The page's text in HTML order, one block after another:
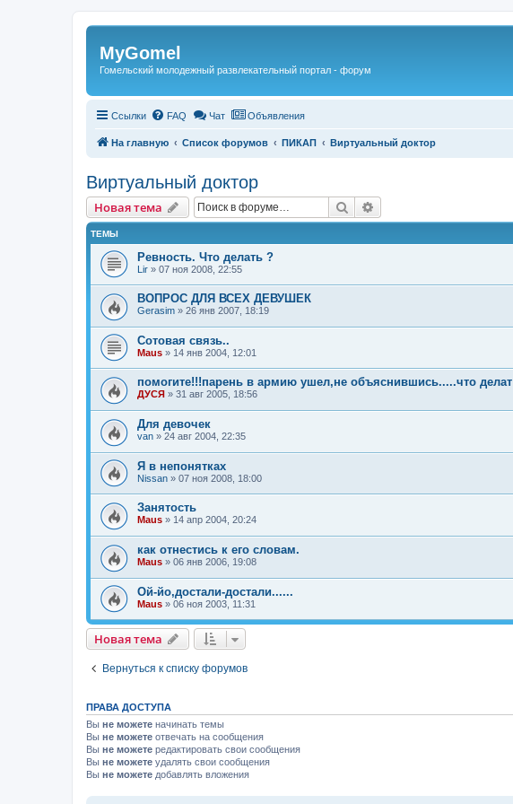
Регистрация
MyGomel
Гомельский молодежный развлекательный портал - форум
Ссылки FAQ Чат Объявления
На главную Список форумов ПИКАП Виртуальный доктор
Виртуальный доктор
Новая тема
Новаятема Поиск
ТЕМЫ
Ревность. Что делать ?
Lir » 07 ноя 2008, 22:55
ВОПРОС ДЛЯ ВСЕХ ДЕВУШЕК
Gerasim » 26 янв 2007, 18:19
Сотовая связь..
Maus » 14 янв 2004, 12:01
помогите!!!парень в армию ушел,не объяснившись.....что делат
ДУСЯ » 31 авг 2005, 18:56
Для девочек
van » 24 авг 2004, 22:35
Я в непонятках
Nissan » 07 ноя 2008, 18:00
Занятость
Maus » 14 апр 2004, 20:24
как отнестись к его словам.
Maus » 06 янв 2006, 19:08
Ой-йо,достали-достали......
Maus » 06 ноя 2003, 11:31
Новая тема
Новаятема
Вернуться к списку форумов
ПРАВА ДОСТУПА
Вы не можете начинать темы
Вы не можете отвечать на сообщения
Вы не можете редактировать свои сообщения
Вы не можете удалять свои сообщения
Вы не можете добавлять вложения